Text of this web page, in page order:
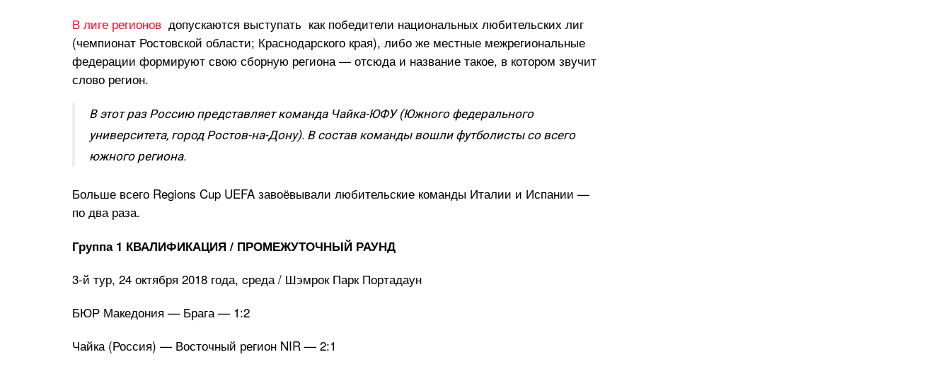
В лиге регионов допускаются выступать как победители национальных любительских лиг
(чемпионат Ростовской области; Краснодарского края), либо же местные межрегиональные
федерации формируют свою сборную региона — отсюда и название такое, в котором звучит
слово регион.
В этот раз Россию представляет команда Чайка-ЮФУ (Южного федерального
университета, город Ростов-на-Дону). В состав команды вошли футболисты со всего
южного региона.
Больше всего Regions Cup UEFA завоёвывали любительские команды Италии и Испании —
по два раза.
Группа 1 КВАЛИФИКАЦИЯ / ПРОМЕЖУТОЧНЫЙ РАУНД
3-й тур, 24 октября 2018 года, cреда / Шэмрок Парк Портадаун
БЮР Македония — Брага — 1:2
Чайка (Россия) — Восточный регион NIR — 2:1